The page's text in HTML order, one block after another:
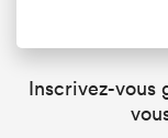
Inscrivez-vous